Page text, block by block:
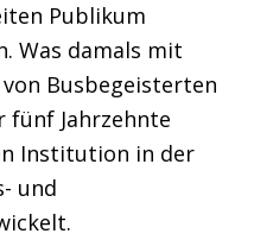
Publikum
Was damals mit
Busbegeisterten
fünf Jahrzehnte
Institution in der
und